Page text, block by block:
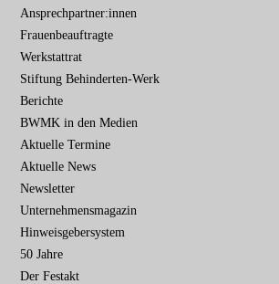
Ansprechpartner:innen
Frauenbeauftragte
Werkstattrat
Stiftung Behinderten-Werk
Berichte
BWMK in den Medien
Aktuelle Termine
Aktuelle News
Newsletter
Unternehmensmagazin
Hinweisgebersystem
50 Jahre
Der Festakt